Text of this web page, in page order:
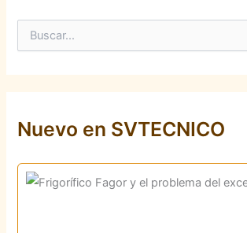
p
o
:
Nuevo en SVTECNICO